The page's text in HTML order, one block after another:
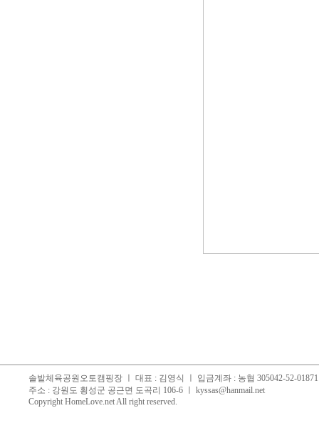
솔밭체육공원오토캠핑장 ㅣ 대표 : 김영식 ㅣ 입금계좌 : 농협 305042-52-
주소 : 강원도 횡성군 공근면 도곡리 106-6 ㅣ kyssas@hanmail.net
Copyright HomeLove.netAll right reserved.